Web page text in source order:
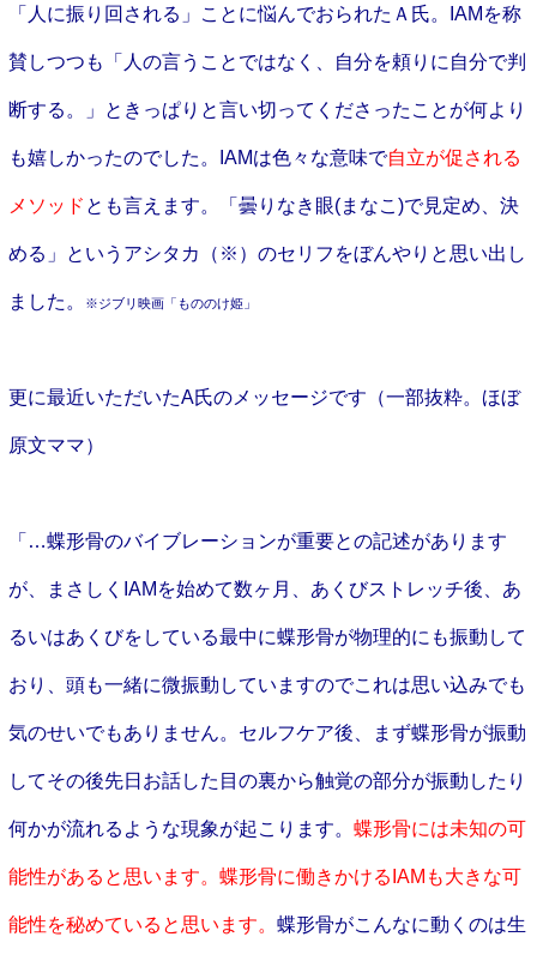
「人に振り回される」ことに悩んでおられたＡ氏。IAMを称
賛しつつも「人の言うことではなく、自分を頼りに自分で判
断する。」ときっぱりと言い切ってくださったことが何より
も嬉しかったのでした。IAMは色々な意味で自立が促される
メソッド とも言えます。「曇りなき眼(まなこ)で見定め、決
める」というアシタカ（※）のセリフをぼんやりと思い出し
ました。 ※ジブリ映画「もののけ姫」
更に最近いただいたA氏のメッセージです（一部抜粋。ほぼ
原文ママ）
「…蝶形骨のバイブレーションが重要との記述があります
が、まさしくIAMを始めて数ヶ月、あくびストレッチ後、あ
るいはあくびをしている最中に蝶形骨が物理的にも振動して
おり、頭も一緒に微振動していますのでこれは思い込みでも
気のせいでもありません。セルフケア後、まず蝶形骨が振動
してその後先日お話した目の裏から触覚の部分が振動したり
何かが流れるような現象が起こります。 蝶形骨には未知の可
能性があると思います。蝶形骨に働きかけるIAMも大きな可
能性を秘めていると思います。 蝶形骨がこんなに動くのは生